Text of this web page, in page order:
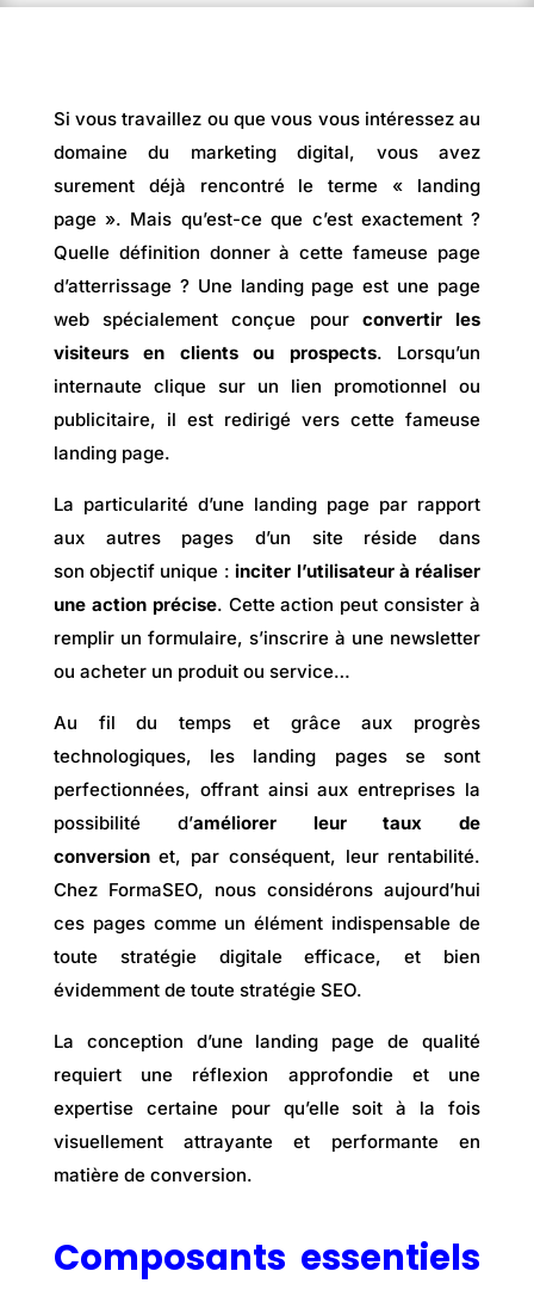
Si vous travaillez ou que vous vous intéressez au
domaine du marketing digital, vous avez
surement déjà rencontré le terme « landing
page ». Mais qu’est-ce que c’est exactement ?
Quelle définition donner à cette fameuse page
d’atterrissage ? Une landing page est une page
web spécialement conçue pour convertir les
visiteurs en clients ou prospects. Lorsqu’un
internaute clique sur un lien promotionnel ou
publicitaire, il est redirigé vers cette fameuse
landing page.
La particularité d’une landing page par rapport
aux autres pages d’un site réside dans
son objectif unique : inciter l’utilisateur à réaliser
une action précise. Cette action peut consister à
remplir un formulaire, s’inscrire à une newsletter
ou acheter un produit ou service…
Au fil du temps et grâce aux progrès
technologiques, les landing pages se sont
perfectionnées, offrant ainsi aux entreprises la
possibilité d’améliorer leur taux de
conversion et, par conséquent, leur rentabilité.
Chez FormaSEO, nous considérons aujourd’hui
ces pages comme un élément indispensable de
toute stratégie digitale efficace, et bien
évidemment de toute stratégie SEO.
La conception d’une landing page de qualité
requiert une réflexion approfondie et une
expertise certaine pour qu’elle soit à la fois
visuellement attrayante et performante en
matière de conversion.
Composants essentiels